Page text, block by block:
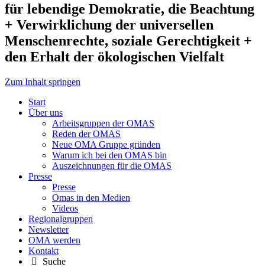
für lebendige Demokratie, die Beachtung
+ Verwirklichung der universellen
Menschenrechte, soziale Gerechtigkeit +
den Erhalt der ökologischen Vielfalt
Zum Inhalt springen
Start
Über uns
Arbeitsgruppen der OMAS
Reden der OMAS
Neue OMA Gruppe gründen
Warum ich bei den OMAS bin
Auszeichnungen für die OMAS
Presse
Presse
Omas in den Medien
Videos
Regionalgruppen
Newsletter
OMA werden
Kontakt
Suche